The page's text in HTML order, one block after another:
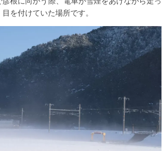
を付けていた場所です。